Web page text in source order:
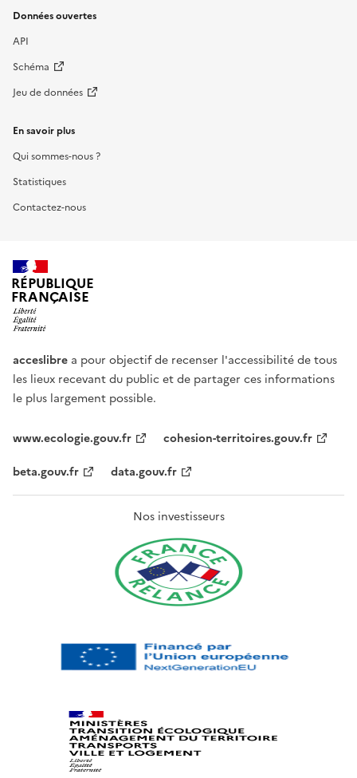
Données ouvertes
API
Schéma
Jeu de données
En savoir plus
Qui sommes-nous ?
Statistiques
Contactez-nous
RÉPUBLIQUE
FRANÇAISE
acceslibre a pour objectif de recenser l'accessibilité de tous
les lieux recevant du public et de partager ces informations
le plus largement possible.
www.ecologie.gouv.fr
cohesion-territoires.gouv.fr
beta.gouv.fr
data.gouv.fr
Nos investisseurs